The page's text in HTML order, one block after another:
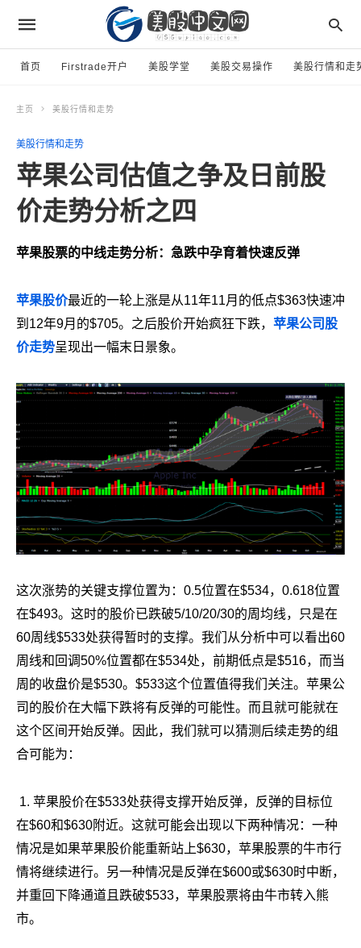
首页 Firstrade开户 美股学堂 美股交易操作 美股行情和走
主页 美股行情和走势
美股行情和走势
苹果公司估值之争及日前股
价走势分析之四
苹果股票的中线走势分析：急跌中孕育着快速反弹
苹果股价最近的一轮上涨是从11年11月的低点$363快速冲
到12年9月的$705。之后股价开始疯狂下跌， 苹果公司股
价走势呈现出一幅末日景象。
这次涨势的关键支撑位置为：0.5位置在$534，0.618位置
在$493。这时的股价已跌破5/10/20/30的周均线，只是在
60周线$533处获得暂时的支撑。我们从分析中可以看出60
周线和回调50%位置都在$534处，前期低点是$516，而当
周的收盘价是$530。$533这个位置值得我们关注。苹果公
司的股价在大幅下跌将有反弹的可能性。而且就可能就在
这个区间开始反弹。因此，我们就可以猜测后续走势的组
合可能为：
1. 苹果股价在$533处获得支撑开始反弹，反弹的目标位
在$60和$630附近。这就可能会出现以下两种情况：一种
情况是如果苹果股价能重新站上$630，苹果股票的牛市行
情将继续进行。另一种情况是反弹在$600或$630时中断，
并重回下降通道且跌破$533，苹果股票将由牛市转入熊
市。